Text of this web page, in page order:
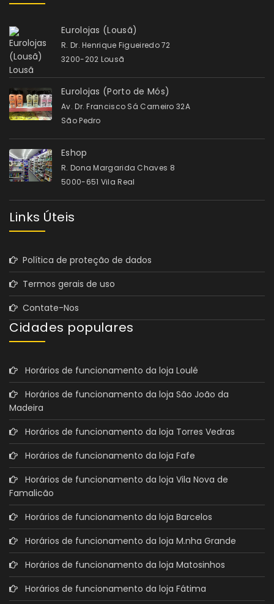
Eurolojas (Lousã)
R. Dr. Henrique Figueiredo 72
3200-202 Lousã
Eurolojas (Porto de Mós)
Av. Dr. Francisco Sá Carneiro 32A
São Pedro
Eshop
R. Dona Margarida Chaves 8
5000-651 Vila Real
Links Úteis
Política de proteção de dados
Termos gerais de uso
Contate-Nos
Cidades populares
Horários de funcionamento da loja Loulé
Horários de funcionamento da loja São João da
Madeira
Horários de funcionamento da loja Torres Vedras
Horários de funcionamento da loja Fafe
Horários de funcionamento da loja Vila Nova de
Famalicão
Horários de funcionamento da loja Barcelos
Horários de funcionamento da loja M.nha Grande
Horários de funcionamento da loja Matosinhos
Horários de funcionamento da loja Fátima